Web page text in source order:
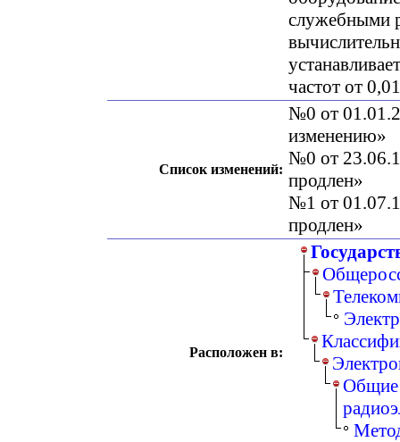
служебными
частот от
Список изменений:
№0 от
изменению»
№0 от
продлен»
№1 от
продлен»
Расположен в:
Общие